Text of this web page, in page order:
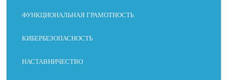
ФУНКЦИОНАЛЬНАЯ ГРАМОТНОСТЬ
КИБЕРБЕЗОПАСНОСТЬ
НАСТАВНИЧЕСТВО